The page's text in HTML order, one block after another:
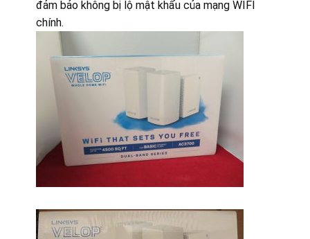
đảm bảo không bị lộ mật khẩu của mạng WIFI
chính.